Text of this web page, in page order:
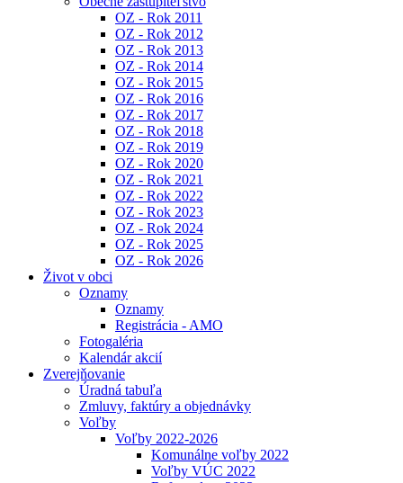
OZ - Rok 2011
OZ - Rok 2012
OZ - Rok 2013
OZ - Rok 2014
OZ - Rok 2015
OZ - Rok 2016
OZ - Rok 2017
OZ - Rok 2018
OZ - Rok 2019
OZ - Rok 2020
OZ - Rok 2021
OZ - Rok 2022
OZ - Rok 2023
OZ - Rok 2024
OZ - Rok 2025
OZ - Rok 2026
Život v obci
Oznamy
Oznamy
Registrácia - AMO
Fotogaléria
Kalendár akcií
Zverejňovanie
Úradná tabuľa
Zmluvy, faktúry a objednávky
Voľby
Voľby 2022-2026
Komunálne voľby 2022
Voľby VÚC 2022